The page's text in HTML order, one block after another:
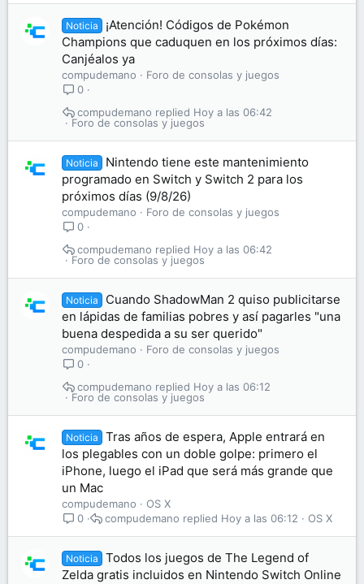
Noticia
¡Atención! Códigos de Pokémon
Champions que caduquen en los próximos días:
Canjéalos ya
compudemano
Foro de consolas y juegos
0
Foro de consolas y juegos
Hoy a las 06:42
compudemano
Noticia
Nintendo tiene este mantenimiento
programado en Switch y Switch 2 para los
próximos días (9/8/26)
compudemano
Foro de consolas y juegos
0
Foro de consolas y juegos
Hoy a las 06:42
compudemano
Noticia
Cuando ShadowMan 2 quiso publicitarse
en lápidas de familias pobres y así pagarles "una
buena despedida a su ser querido"
compudemano
Foro de consolas y juegos
0
Foro de consolas y juegos
Hoy a las 06:12
compudemano
Noticia
Tras años de espera, Apple entrará en
los plegables con un doble golpe: primero el
iPhone, luego el iPad que será más grande que
un Mac
compudemano
OS X
0
OS X
Hoy a las 06:12
compudemano
Noticia
Todos los juegos de The Legend of
Zelda gratis incluidos en Nintendo Switch Online